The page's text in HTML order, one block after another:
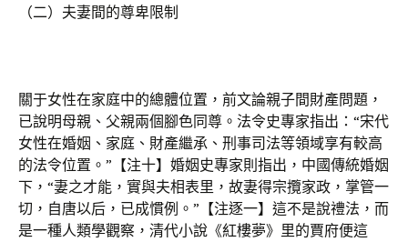
（二）夫妻間的尊卑限制
關于女性在家庭中的總體位置，前文論親子間財產問題，
已說明母親、父親兩個腳色同尊。法令史專家指出：“宋代
女性在婚姻、家庭、財產繼承、刑事司法等領域享有較高
的法令位置。”【注十】婚姻史專家則指出，中國傳統婚姻
下，“妻之才能，實與夫相表里，故妻得宗攬家政，掌管一
切，自唐以后，已成慣例。”【注逐一】這不是說禮法，而
是一種人類學觀察，清代小說《紅樓夢》里的賈府便這